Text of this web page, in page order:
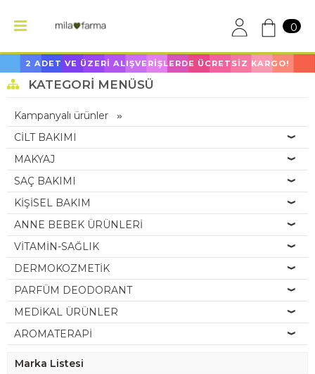
0
2 ADET VE ÜZERİ ALIŞVERİŞLERDE ÜCRETSİZ KARGO!
KATEGORI MENÜSÜ
Kampanyalı ürünler
CİLT BAKIMI
MAKYAJ
SAÇ BAKIMI
KİŞİSEL BAKIM
ANNE BEBEK ÜRÜNLERİ
VİTAMİN-SAĞLIK
DERMOKOZMETİK
PARFÜM DEODORANT
MEDİKAL ÜRÜNLER
AROMATERAPİ
Marka Listesi